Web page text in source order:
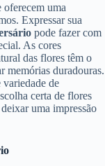
oferecem uma
Expressar sua
pode fazer com
As cores
das flores têm o
memórias duradouras.
variedade de
certa de flores
uma impressão